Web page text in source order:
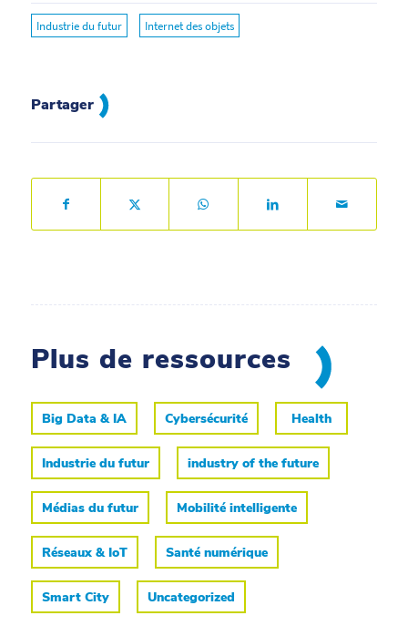
Industrie du futur Internet des objets
Partager
Plus de ressources
Big Data & IA Cybersécurité Health
Industrie du futur industry of the future
Médias du futur Mobilité intelligente
Réseaux & IoT Santé numérique
Smart City Uncategorized